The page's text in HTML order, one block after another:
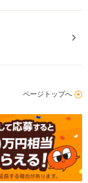
ページトップへ